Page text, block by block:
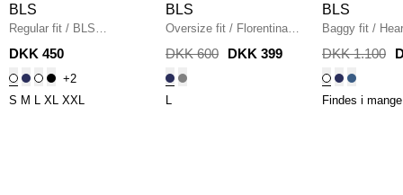
BLS
Regular fit / BLS
Northsea Capital T-shirt
DKK 450
+2
S M XL XXL
BLS
Oversize fit / Florentina
Soccer Jersey / LIGHT
DKK 600 DKK 399
BLS
Baggy fit /
Jeans / WHITE
DKK 1.100
Findes i